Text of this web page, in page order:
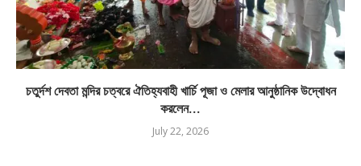
চতুর্দশ দেবতা মন্দির চত্বরে ঐতিহ্যবাহী খার্চি পূজা ও মেলার আনুষ্ঠানিক উদ্বোধন
করলেন...
July 22, 2026